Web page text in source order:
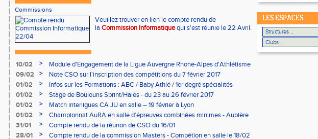
Commissions
Veuillez trouver en lien le compte rendu de
la Commission Informatiquequi s'est réunie le 22 Avril.
10/02 >
Module d'Engagement de la Ligue Auvergne Rhone-Alpes d'Athlétisme
09/02
>
Note CSO sur l'inscription des compétitions du 7 février 2017
01/02
>
Infos sur les Formations : ABC / Baby Athlé / 1er degré spécialités
01/02
>
Stage de Boulouris Sprint/Haies - du 23 au 26 février 2017
01/02
>
Match interligues CA JU en salle – 19 février à Lyon
01/02
>
Championnat AuRA en salle d’épreuves combinées minimes - Aubière
- le 12 février
31/01 >
Compte rendu de la réunon de CSO du 16/01
28/01
>
Compte rendu de la commission Masters - Compétion en salle le 18/02
LES ESPACES